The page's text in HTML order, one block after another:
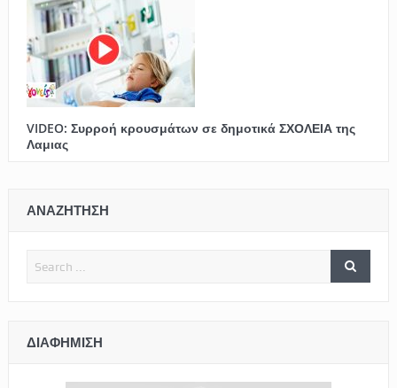
VIDEO: Συρροή κρουσμάτων σε δημοτικά ΣΧΟΛΕΙΑ της
Λαμιας
ΑΝΑΖΗΤΗΣΗ
ΔΙΑΦΉΜΙΣΗ